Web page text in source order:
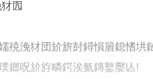
囥
殑浼犲団斺旂尌鐞愪篃鎴愭垬
鎯呪斺斿疄鍔涘氨鏄鐜嬮亾!